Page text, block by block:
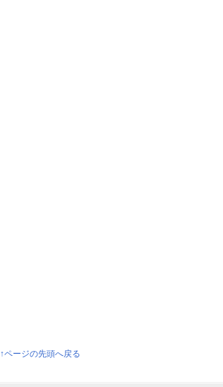
↑ページの先頭へ戻る